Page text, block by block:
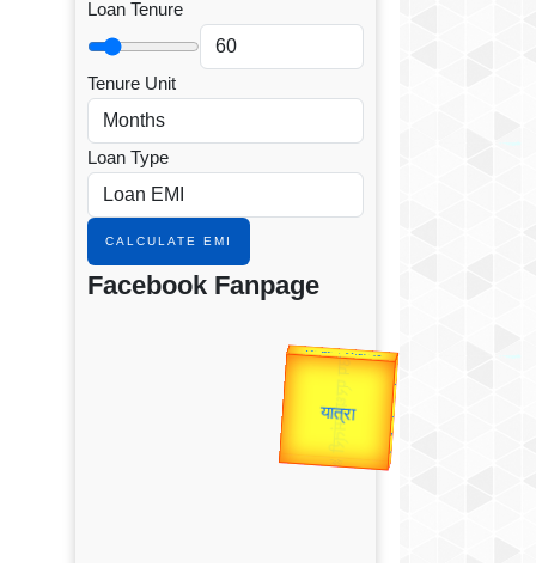
Loan Tenure
Tenure Unit
Loan Type
CALCULATE EMI
Facebook Fanpage
उप प्रधानमंत्री
Valentine's
उपराष्ट्रपति Gold Rate unTV Special